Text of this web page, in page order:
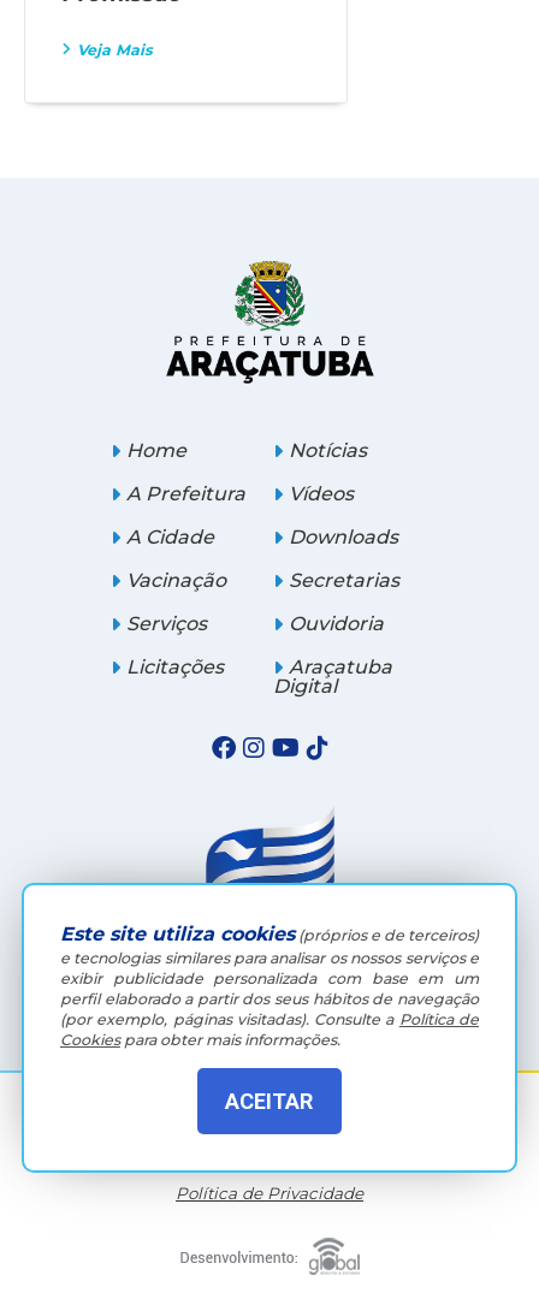
Veja Mais
Este site utiliza cookies(próprios e de terceiros)
e tecnologias similares para analisar os nossos serviços e
exibir publicidade personalizada com base em um
perfil elaborado a partir dos seus hábitos de navegação
(por exemplo, páginas visitadas). Consulte a Política de
Cookiespara obter mais informações.
ACEITAR
Home
A Prefeitura
A Cidade
Notícias
Vídeos
Downloads
Vacinação
Serviços
Licitações
Secretarias
Ouvidoria
Araçatuba
Digital
(18) 3607-6500
16015-920
Política de Privacidade